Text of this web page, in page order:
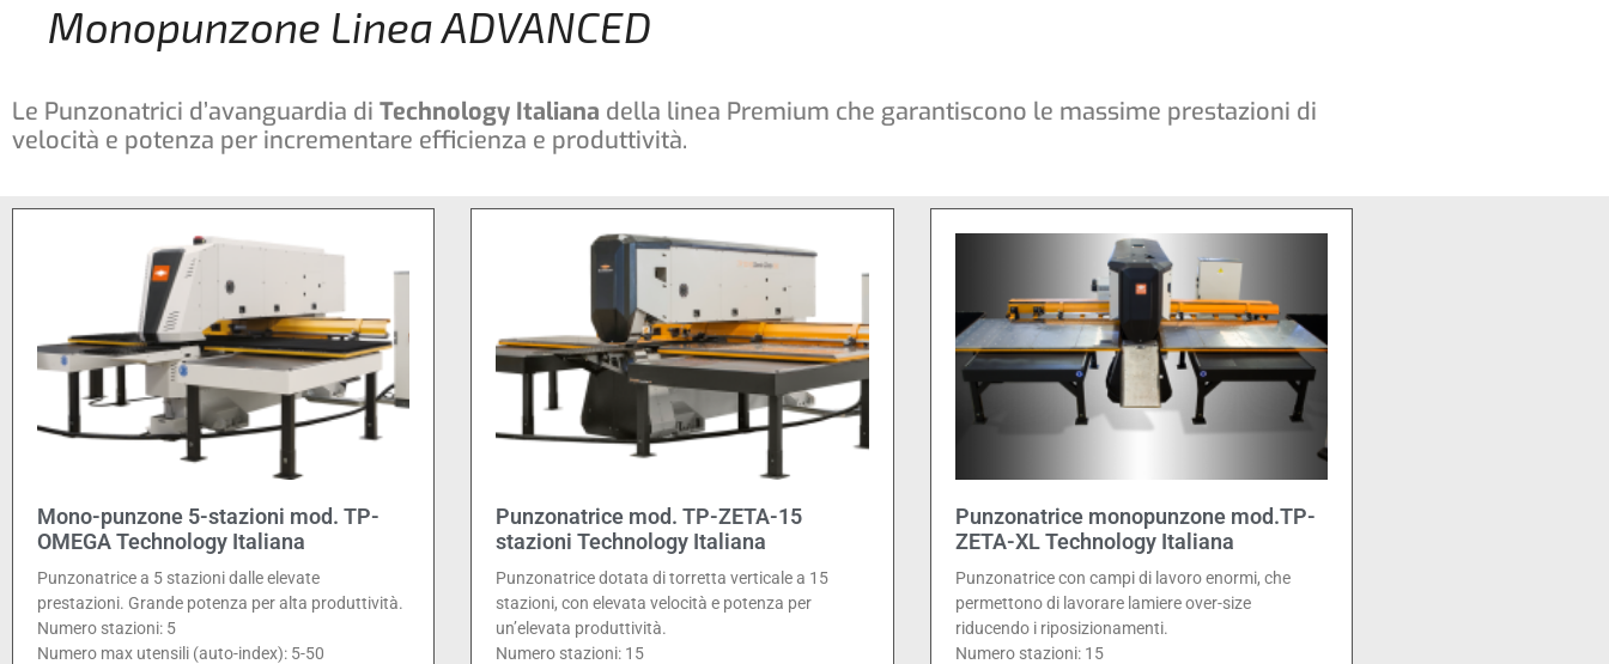
Monopunzone Linea ADVANCED
Le Punzonatrici d’avanguardia di Technology Italiana della linea Premium che garantiscono le massime prestazioni di
velocità e potenza per incrementare efficienza e produttività.
Mono-punzone 5-stazioni mod. TP-
OMEGA Technology Italiana
Punzonatrice a 5 stazioni dalle elevate
prestazioni. Grande potenza per alta produttività.
Numero stazioni: 5
Numero max utensili (auto-index): 5-50
Punzonatrice mod. TP-ZETA-15
stazioni Technology Italiana
Punzonatrice dotata di torretta verticale a 15
stazioni, con elevata velocità e potenza per
un’elevata produttività.
Numero stazioni: 15
Punzonatrice monopunzone mod.TP-
ZETA-XL Technology Italiana
Punzonatrice con campi di lavoro enormi, che
permettono di lavorare lamiere over-size
riducendo i riposizionamenti.
Numero stazioni: 15